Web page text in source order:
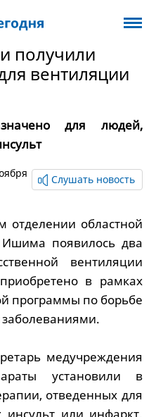
получили
вентиляции
для людей,
Слушать новость
отделении областной
появилось два
вентиляции
в рамках
программы по борьбе
заболеваниями.
медучреждения
установили в
отведенных для